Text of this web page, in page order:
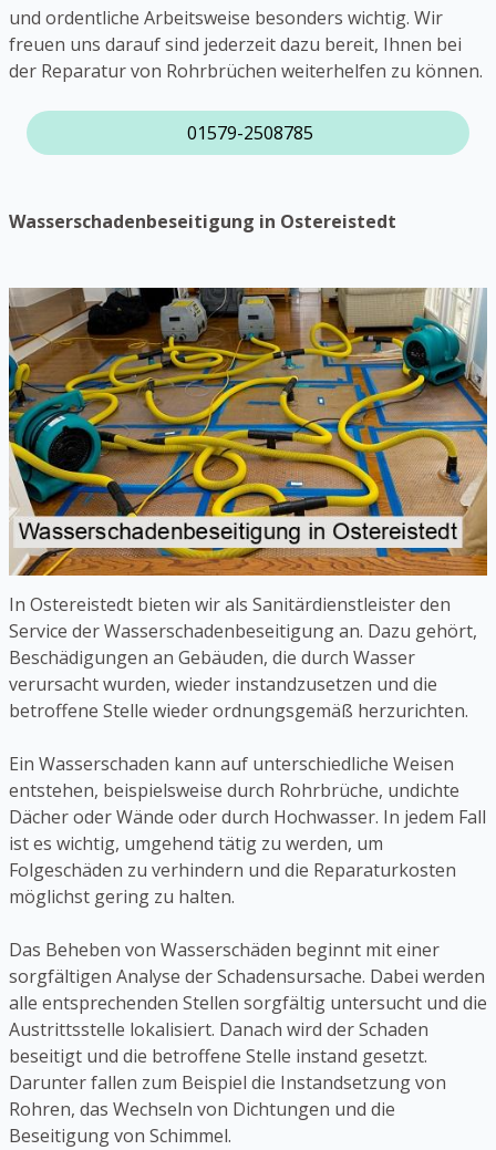
und ordentliche Arbeitsweise besonders wichtig. Wir
freuen uns darauf sind jederzeit dazu bereit, Ihnen bei
der Reparatur von Rohrbrüchen weiterhelfen zu können.
01579-2508785
Wasserschadenbeseitigung in Ostereistedt
In Ostereistedt bieten wir als Sanitärdienstleister den
Service der Wasserschadenbeseitigung an. Dazu gehört,
Beschädigungen an Gebäuden, die durch Wasser
verursacht wurden, wieder instandzusetzen und die
betroffene Stelle wieder ordnungsgemäß herzurichten.
Ein Wasserschaden kann auf unterschiedliche Weisen
entstehen, beispielsweise durch Rohrbrüche, undichte
Dächer oder Wände oder durch Hochwasser. In jedem Fall
ist es wichtig, umgehend tätig zu werden, um
Folgeschäden zu verhindern und die Reparaturkosten
möglichst gering zu halten.
Das Beheben von Wasserschäden beginnt mit einer
sorgfältigen Analyse der Schadensursache. Dabei werden
alle entsprechenden Stellen sorgfältig untersucht und die
Austrittsstelle lokalisiert. Danach wird der Schaden
beseitigt und die betroffene Stelle instand gesetzt.
Darunter fallen zum Beispiel die Instandsetzung von
Rohren, das Wechseln von Dichtungen und die
Beseitigung von Schimmel.